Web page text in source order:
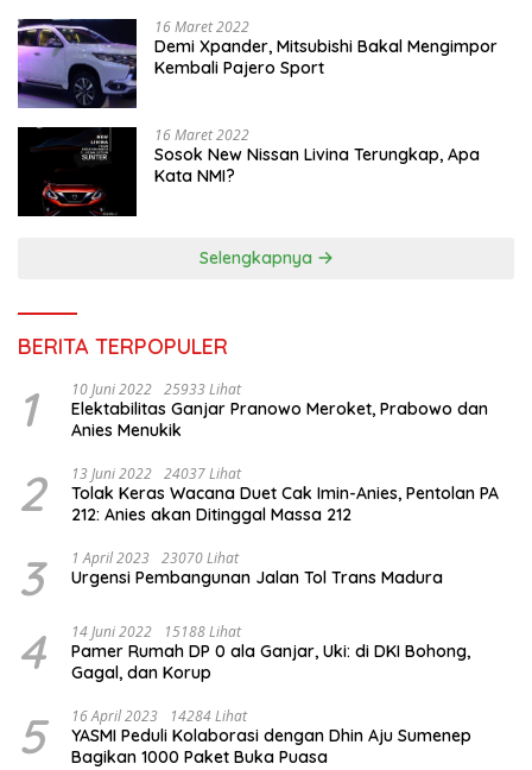
16 Maret 2022
Demi Xpander, Mitsubishi Bakal Mengimpor
Kembali Pajero Sport
16 Maret 2022
Sosok New Nissan Livina Terungkap, Apa
Kata NMI?
Selengkapnya
BERITA TERPOPULER
1 10 Juni 2022 25933 Lihat
Elektabilitas Ganjar Pranowo Meroket, Prabowo dan
Anies Menukik
2 13 Juni 2022 24037 Lihat
Tolak Keras Wacana Duet Cak Imin-Anies, Pentolan PA
212: Anies akan Ditinggal Massa 212
3 1 April 2023 23070 Lihat
Urgensi Pembangunan Jalan Tol Trans Madura
4 14 Juni 2022 15188 Lihat
Pamer Rumah DP 0 ala Ganjar, Uki: di DKI Bohong,
Gagal, dan Korup
5 16 April 2023 14284 Lihat
YASMI Peduli Kolaborasi dengan Dhin Aju Sumenep
Bagikan 1000 Paket Buka Puasa